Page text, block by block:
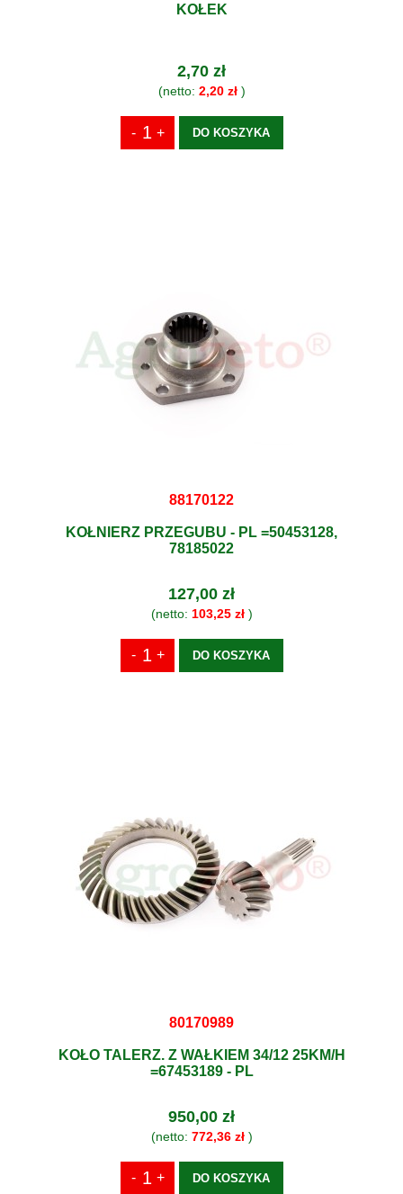
KOŁEK
2,70 zł
(netto: 2,20 zł)
DO KOSZYKA
88170122
KOŁNIERZ PRZEGUBU - PL =50453128,
78185022
127,00 zł
(netto: 103,25 zł)
DO KOSZYKA
80170989
KOŁO TALERZ. Z WAŁKIEM 34/12 25KM/H
=67453189 - PL
950,00 zł
(netto: 772,36 zł)
DO KOSZYKA